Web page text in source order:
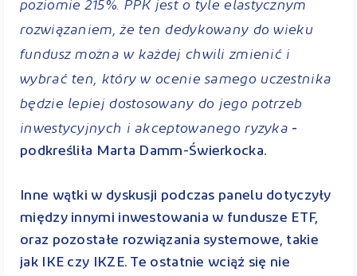
poziomie 215%. PPK jest o tyle elastycznym
rozwiązaniem, że ten dedykowany do wieku
fundusz można w każdej chwili zmienić i
wybrać ten, który w ocenie samego uczestnika
będzie lepiej dostosowany do jego potrzeb
inwestycyjnych i akceptowanego ryzyka -
podkreśliła Marta Damm-Świerkocka.
Inne wątki w dyskusji podczas panelu dotyczyły
między innymi inwestowania w fundusze ETF,
oraz pozostałe rozwiązania systemowe, takie
jak IKE czy IKZE. Te ostatnie wciąż się nie